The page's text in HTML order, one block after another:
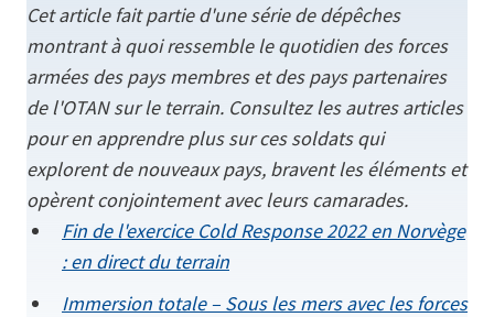
Cet article fait partie d'une série de dépêches
montrant à quoi ressemble le quotidien des forces
armées des pays membres et des pays partenaires
de l'OTAN sur le terrain. Consultez les autres articles
pour en apprendre plus sur ces soldats qui
explorent de nouveaux pays, bravent les éléments et
opèrent conjointement avec leurs camarades.
Fin de l'exercice Cold Response 2022 en Norvège
: en direct du terrain
Immersion totale – Sous les mers avec les forces